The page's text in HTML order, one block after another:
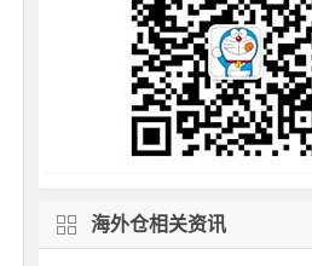
海外仓相关资讯